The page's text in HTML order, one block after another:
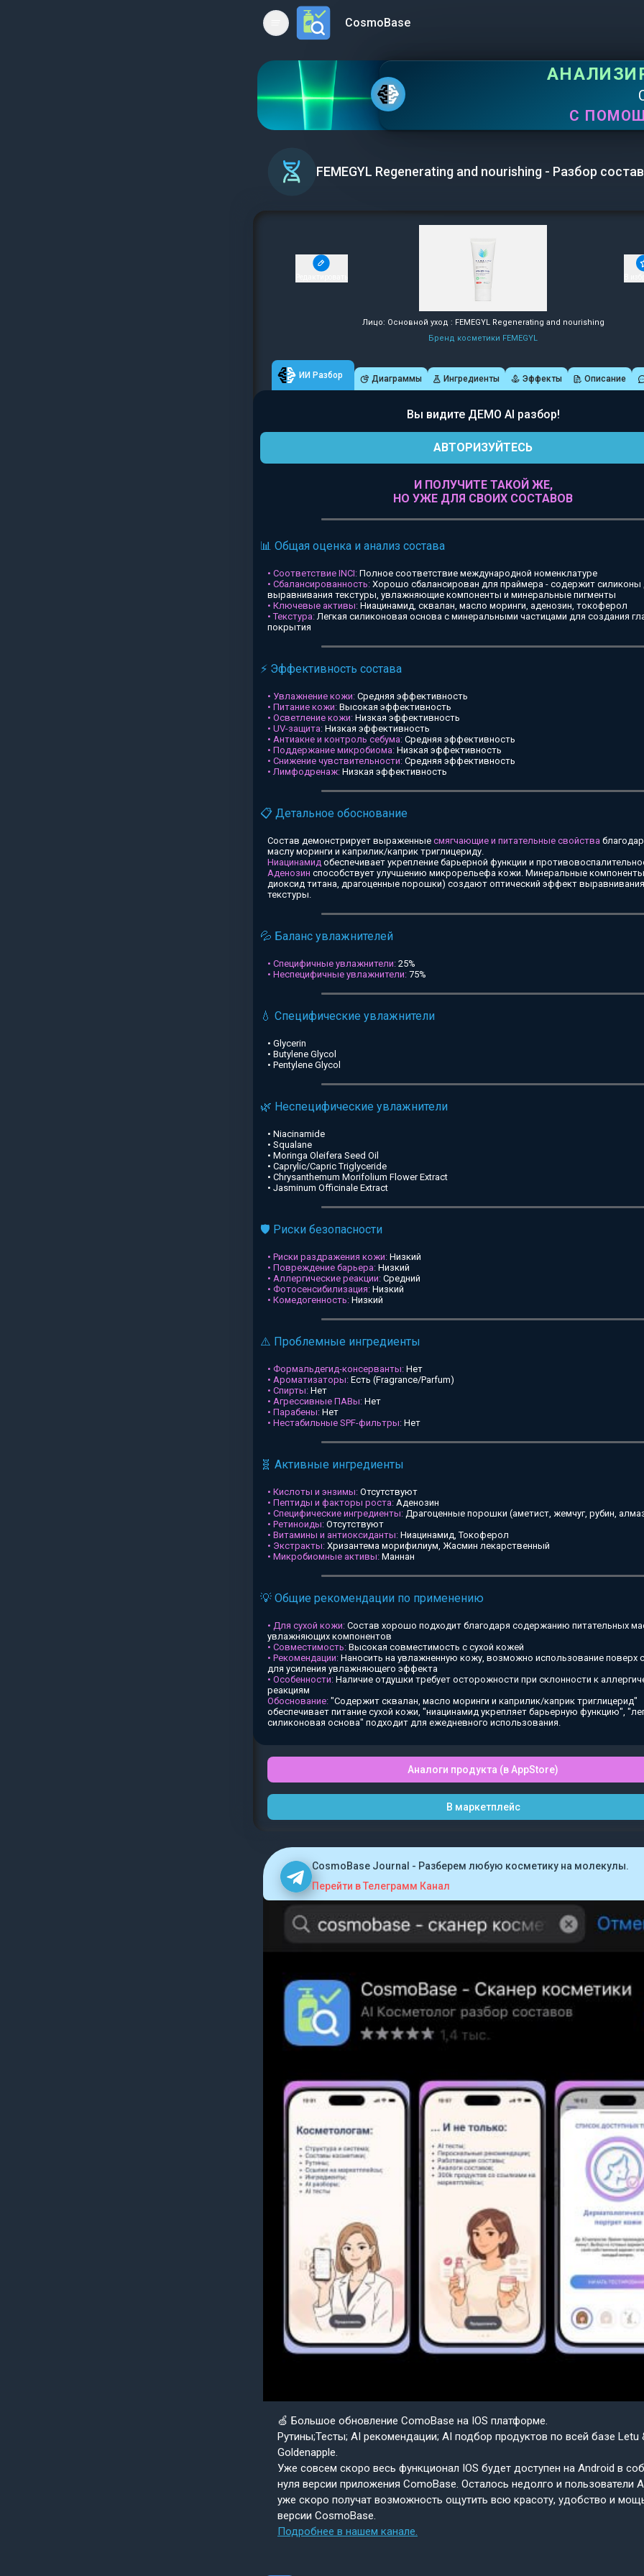
Open main menuCosmoBase
С
FEMEGYL Regenerating and nourishing - Разбор
Лицо: Основной уход : FEMEGYL Regenerating and nourishing
Бренд косметики FEMEGYL
ИИ Разбор Диаграммы Ингредиенты Эффекты Описание
Вы видите ДЕМО AI разбор!
АВТОРИЗУЙТЕСЬ
И ПОЛУЧИТЕ ТАКОЙ ЖЕ,
НО УЖЕ ДЛЯ СВОИХ СОСТАВОВ
📊 Общая оценка и анализ состава
• Соответствие INCI: Полное соответствие международной номенклатуре
• Сбалансированность: Хорошо сбалансирован для праймера - содержит силиконы
выравнивания текстуры, увлажняющие компоненты и минеральные пигменты
• Ключевые активы: Ниацинамид, сквалан, масло моринги, аденозин, токоферол
• Текстура:Легкая силиконовая основа с минеральными частицами для создания
покрытия
⚡ Эффективность состава
• Увлажнение кожи: Средняя эффективность
• Питание кожи: Высокая эффективность
• Осветление кожи: Низкая эффективность
• UV-защита: Низкая эффективность
• Антиакне и контроль себума: Средняя эффективность
• Поддержание микробиома: Низкая эффективность
• Снижение чувствительности: Средняя эффективность
• Лимфодренаж: Низкая эффективность
📋 Детальное обоснование
Состав демонстрирует выраженные смягчающие и питательные свойства
маслу моринги и каприлик/каприк триглицериду.
Ниацинамид обеспечивает укрепление барьерной функции и
Аденозин способствует улучшению микрорельефа кожи. Минеральные
диоксид титана, драгоценные порошки) создают оптический эффект
текстуры.
💦 Баланс увлажнителей
• Специфичные увлажнители: 25%
• Неспецифичные увлажнители: 75%
💧 Специфические увлажнители
• Glycerin
• Butylene Glycol
• Pentylene Glycol
🌿 Неспецифические увлажнители
• Niacinamide
• Squalane
• Moringa Oleifera Seed Oil
• Caprylic/Capric Triglyceride
• Chrysanthemum Morifolium Flower Extract
• Jasminum Officinale Extract
🛡️ Риски безопасности
• Риски раздражения кожи: Низкий
• Повреждение барьера: Низкий
• Аллергические реакции: Средний
• Фотосенсибилизация: Низкий
• Комедогенность: Низкий
⚠️ Проблемные ингредиенты
• Формальдегид-консерванты: Нет
• Ароматизаторы: Есть (Fragrance/Parfum)
• Спирты: Нет
• Агрессивные ПАВы: Нет
• Парабены: Нет
• Нестабильные SPF-фильтры: Нет
🧬 Активные ингредиенты
• Кислоты и энзимы: Отсутствуют
• Пептиды и факторы роста: Аденозин
• Специфические ингредиенты: Драгоценные порошки (аметист, жемчуг, рубин,
• Ретиноиды: Отсутствуют
• Витамины и антиоксиданты: Ниацинамид, Токоферол
• Экстракты: Хризантема морифилиум, Жасмин лекарственный
• Микробиомные активы: Маннан
💡 Общие рекомендации по применению
• Для сухой кожи: Состав хорошо подходит благодаря содержанию питательных
увлажняющих компонентов
• Совместимость: Высокая совместимость с сухой кожей
• Рекомендации: Наносить на увлажненную кожу, возможно использование поверх
для усиления увлажняющего эффекта
• Особенности: Наличие отдушки требует осторожности при склонности к
реакциям
Обоснование: "Содержит сквалан, масло моринги и каприлик/каприк триглицерид"
обеспечивает питание сухой кожи, "ниацинамид укрепляет барьерную функцию",
силиконовая основа" подходит для ежедневного использования.
Аналоги продукта (в AppStore)
В маркетплейс
CosmoBase Journal - Разберем любую косметику на молекулы.
Перейти в Телеграмм Канал
🍏 Большое обновление ComoBase на IOS платформе.
Рутины;Тесты; AI рекомендации; AI подбор продуктов по всей базе Letu
Goldenapple.
Уже совсем скоро весь функционал IOS будет доступен на Android в
нуля версии приложения ComoBase. Осталось недолго и пользователи
уже скоро получат возможность ощутить всю красоту, удобство и
версии CosmoBase.
Подробнее в нашем канале.